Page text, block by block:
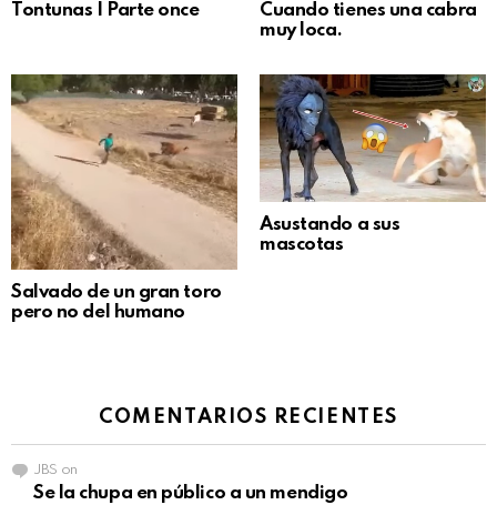
Tontunas | Parte once
Cuando tienes una cabra
muy loca.
Salvado de un gran toro
pero no del humano
Asustando a sus
mascotas
COMENTARIOS RECIENTES
JBS on
Se la chupa en público a un mendigo